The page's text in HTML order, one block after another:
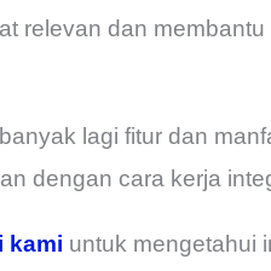
relevan dan
lagi fitur dan
dengan cara kerja
kami untuk mengetahui